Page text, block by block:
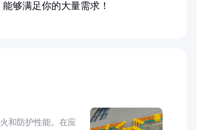
够满足你的大量需求！
和防护性能。在应